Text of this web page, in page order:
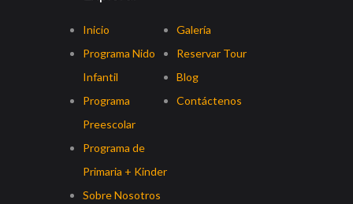
Inicio
Programa Nido
Infantil
Programa
Preescolar
Programa de
Primaria + Kinder
Sobre Nosotros
Galería
Reservar Tour
Blog
Contáctenos